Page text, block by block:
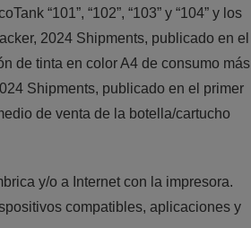
“101”, “102”, “103” y “104” y los
2024 Shipments, publicado en el
de tinta en color A4 de consumo más
Shipments, publicado en el primer
de venta de la botella/cartucho
y/o a Internet con la impresora.
compatibles, aplicaciones y